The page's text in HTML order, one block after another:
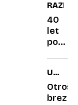
lista
ni
40
let
po
žabe
brez